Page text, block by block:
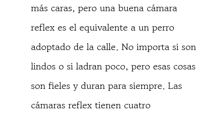
más caras, pero una buena cámara
reflex es el equivalente a un perro
adoptado de la calle. No importa si son
lindos o si ladran poco, pero esas cosas
son fieles y duran para siempre. Las
cámaras reflex tienen cuatro